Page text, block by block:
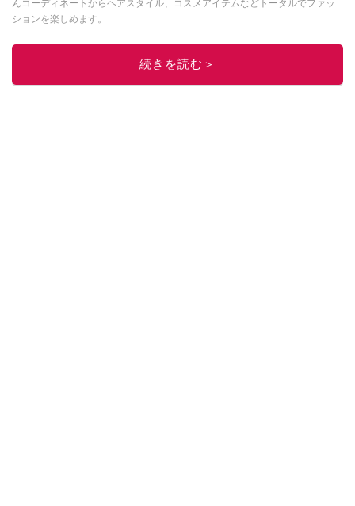
んコーディネートからヘアスタイル、コスメアイテムなどトータルでファッ
ションを楽しめます。
このイチオシストの他の記事を読む
続きを読む＞